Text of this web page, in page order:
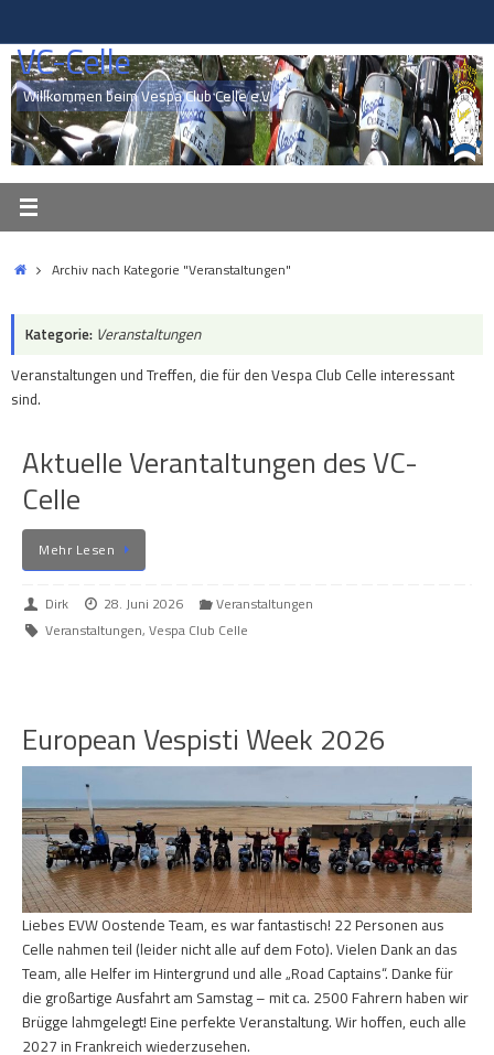
springen
VC-Celle
Willkommen beim Vespa Club Celle e.V.
StartArchiv nach Kategorie "Veranstaltungen"
Kategorie: Veranstaltungen
Veranstaltungen und Treffen, die für den Vespa Club Celle interessant
sind.
Aktuelle Verantaltungen des VC-
Celle
Mehr Lesen
Dirk 28. Juni 2026
Veranstaltungen
Veranstaltungen, Vespa Club Celle
European Vespisti Week 2026
Liebes EVW Oostende Team, es war fantastisch! 22 Personen aus
Celle nahmen teil (leider nicht alle auf dem Foto). Vielen Dank an das
Team, alle Helfer im Hintergrund und alle „Road Captains“. Danke für
die großartige Ausfahrt am Samstag – mit ca. 2500 Fahrern haben wir
Brügge lahmgelegt! Eine perfekte Veranstaltung. Wir hoffen, euch alle
2027 in Frankreich wiederzusehen.